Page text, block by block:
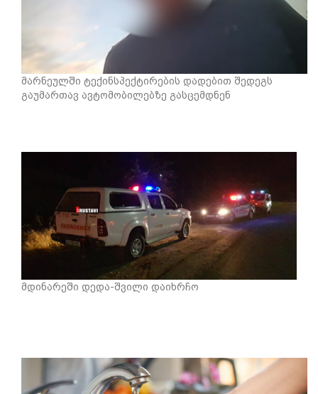
მარნეულში ტექინსპექტირების დადებით შედეგს
გაუმართავ ავტომობილებზე გასცემდნენ
მდინარეში დედა-შვილი დაიხრჩო